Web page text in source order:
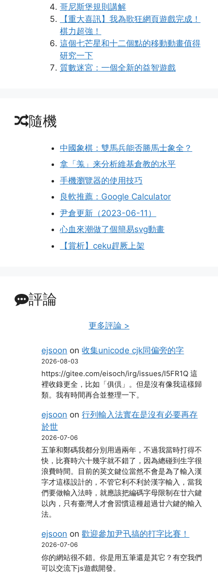
哥尼斯堡規則講解
【重大喜訊】我為歌狂網頁遊戲完成！
棋力超強！
這個七芒星和十二個點的移動動畫值得
研究一下
質數迷宮：一個全新的益智遊戲
隨機
中國象棋：雙馬兵能否勝馬士象全？
拿「羗」来分析維基倉教的水平
手機瀏覽器的使用技巧
良軟推薦：Google Calculator
尹倉更新（2023-06-11）
心血來潮做了個簡易svg動畫
【賞析】ceku趕厥上架
評論
更多評論 >
ejsoon on收集unicode cjk同偏旁的字
2026-08-03
https://gitee.com/eisoch/irg/issues/I5FR1Q 這
裡收錄更全，比如「俱倶」。但是沒有像我這樣歸
類。我有時間再合並整理一下。
ejsoon on行列輸入法實在是沒有必要再存
於世
2026-07-06
五筆和鄭碼我都分別用過兩年，不過我當時打得不
快，比賽時六十幾字就不錯了，因為總碰到生字很
浪費時間。目前的英文鍵位當然不會是為了輸入漢
字才這樣設計的，不管它利不利於漢字輸入，當我
們要做輸入法時，就應該把編碼字母限制在廿六鍵
以內，只有臺灣人才會習慣這種超過廿六鍵的輸入
法。
ejsoon on歡迎參加尹卂搞的打字比賽！
2026-07-06
你的網站很不錯。你是用五筆還是其它？有空我們
可以交流下js遊戲開發。